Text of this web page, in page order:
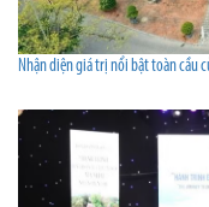
Nhận diện giá trị nổi bật toàn cầu